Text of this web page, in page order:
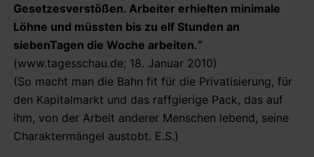
Gesetzesverstößen. Arbeiter erhielten minimale
Löhne und müssten bis zu elf Stunden an
siebenTagen die Woche arbeiten.“
(www.tagesschau.de; 18. Januar 2010)
(So macht man die Bahn fit für die Privatisierung, für
den Kapitalmarkt und das raffgierige Pack, das auf
ihm, von der Arbeit anderer Menschen lebend, seine
Charaktermängel austobt. E.S.)